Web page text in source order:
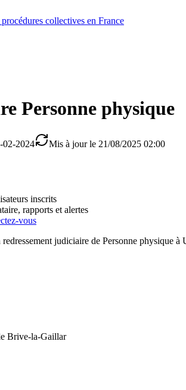
collectives en France
Personne physique
02-2024 Mis à jour le 21/08/2025 02:00
inscrits
rapports et alertes
vous
judiciaire de Personne physique
Brive-la-Gaillar